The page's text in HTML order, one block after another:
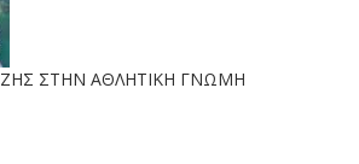
ΣΤΗΝ ΑΘΛΗΤΙΚΗ ΓΝΩΜΗ